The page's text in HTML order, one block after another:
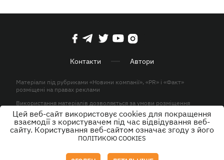
Контакти Автори
Матеріали під рубриками «Новини компанії», «PR» і «Факт»
розміщені на правах реклами
Використання матеріалів дозволяється за умови розміщення
активного гіперпосилання на KP.UA в першому абзаці.
© ТОВ «ЮЛАВ МЕДІА» 2026. Всі права захищені.
Цей веб-сайт використовує cookies для покращення
взаємодії з користувачем під час відвідування веб-
сайту. Користування веб-сайтом означає згоду з його
ПОЛІТИКОЮ COOKIES